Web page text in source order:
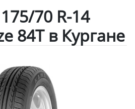
70 R-14
84T в Кургане